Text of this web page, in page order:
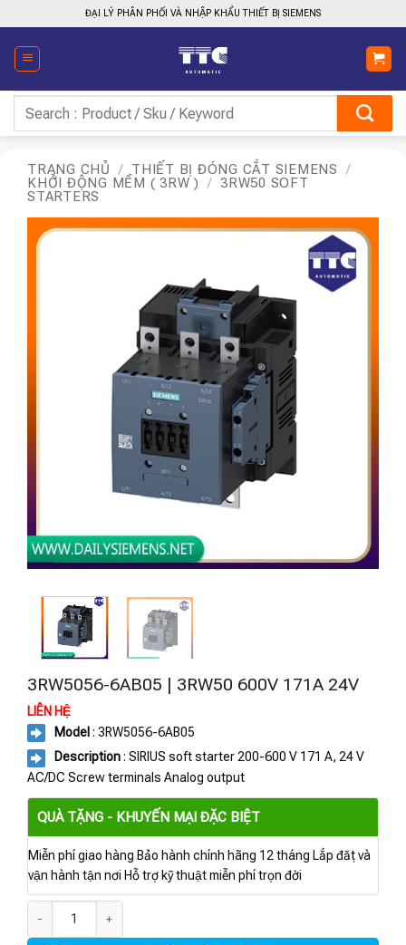
qua
nội
dung
ĐẠI LÝ PHÂN PHỐI VÀ NHẬP KHẨU THIẾT BỊ SIEMENS
kiếm:
TRANG CHỦ / THIẾT BỊ ĐÓNG CẮT SIEMENS
/
KHỞI ĐỘNG MỀM ( 3RW )
/ 3RW50 SOFT
STARTERS
3RW5056-6AB05 | 3RW50 600V 171A 24V
LIÊN HỆ
Model : 3RW5056-6AB05
Description: SIRIUS soft starter 200-600 V 171 A, 24 V
AC/DC Screw terminals Analog output
QUÀ TẶNG - KHUYẾN MẠI ĐẶC BIỆT
Miễn phí giao hàng Bảo hành chính hãng 12 tháng Lắp đặt và
vận hành tận nơi Hỗ trợ kỹ thuật miễn phí trọn đời